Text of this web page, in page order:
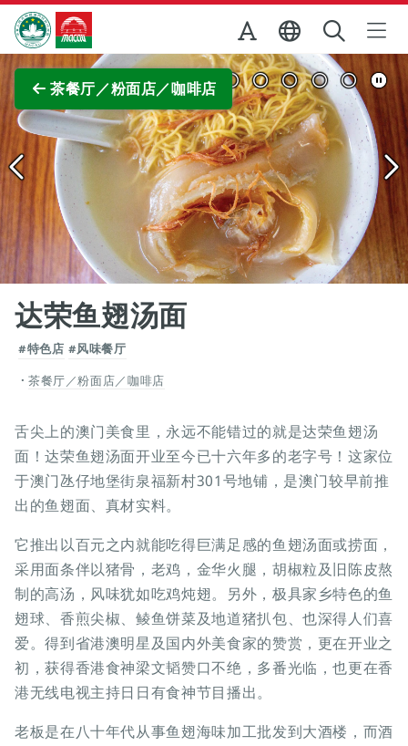
跳至主内容
澳门特别行政区政府旅游局
茶餐厅／粉面店／咖啡店
查看原图
达荣鱼翅汤面
#特色店 #风味餐厅
茶餐厅／粉面店／咖啡店
舌尖上的澳门美食里，永远不能错过的就是达荣鱼翅汤
面！达荣鱼翅汤面开业至今已十六年多的老字号！这家位
于澳门氹仔地堡街泉福新村301号地铺，是澳门较早前推
出的鱼翅面、真材实料。
它推出以百元之内就能吃得巨满足感的鱼翅汤面或捞面，
采用面条伴以猪骨，老鸡，金华火腿，胡椒粒及旧陈皮熬
制的高汤，风味犹如吃鸡炖翅。另外，极具家乡特色的鱼
翅球、香煎尖椒、鲮鱼饼菜及地道猪扒包、也深得人们喜
爱。得到省港澳明星及国内外美食家的赞赏，更在开业之
初，获得香港食神梁文韬赞口不绝，多番光临，也更在香
港无线电视主持日日有食神节目播出。
老板是在八十年代从事鱼翅海味加工批发到大酒楼，而酒